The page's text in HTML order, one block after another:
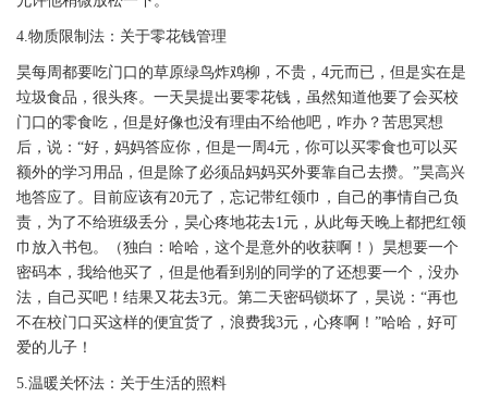
4.物质限制法：关于零花钱管理
昊每周都要吃门口的草原绿鸟炸鸡柳，不贵，4元而已，但是实在是
垃圾食品，很头疼。一天昊提出要零花钱，虽然知道他要了会买校
门口的零食吃，但是好像也没有理由不给他吧，咋办？苦思冥想
后，说：“好，妈妈答应你，但是一周4元，你可以买零食也可以买
额外的学习用品，但是除了必须品妈妈买外要靠自己去攒。”昊高兴
地答应了。目前应该有20元了，忘记带红领巾，自己的事情自己负
责，为了不给班级丢分，昊心疼地花去1元，从此每天晚上都把红领
巾放入书包。（独白：哈哈，这个是意外的收获啊！）昊想要一个
密码本，我给他买了，但是他看到别的同学的了还想要一个，没办
法，自己买吧！结果又花去3元。第二天密码锁坏了，昊说：“再也
不在校门口买这样的便宜货了，浪费我3元，心疼啊！”哈哈，好可
爱的儿子！
5.温暖关怀法：关于生活的照料